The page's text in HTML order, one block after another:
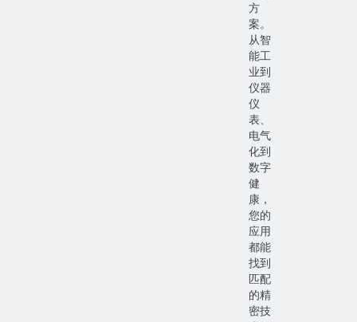
方
案。
从智
能工
业到
仪器
仪
表、
电气
化到
数字
健
康，
您的
应用
都能
找到
匹配
的精
密技